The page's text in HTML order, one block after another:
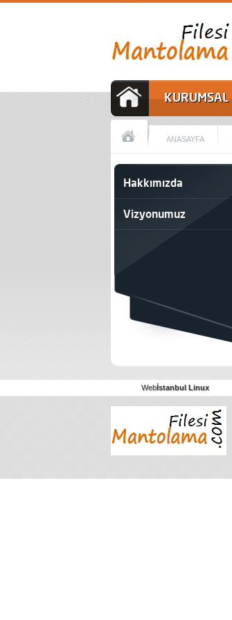
KURUMSAL
ANASAYFA
Hakkımızda
Vizyonumuz
Webİstanbul Linux